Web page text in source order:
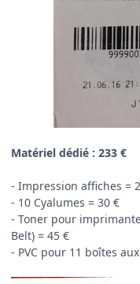
Matériel dédié : 233 €
- Impression affiches =
- 10 Cyalumes = 30 €
- Toner pour
Belt) = 45 €
- PVC pour 11 boîtes